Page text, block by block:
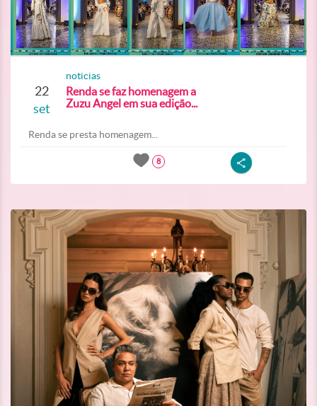
22
set
noticias
Renda se faz homenagem a
Zuzu Angel em sua edição...
Renda se presta homenagem...
8